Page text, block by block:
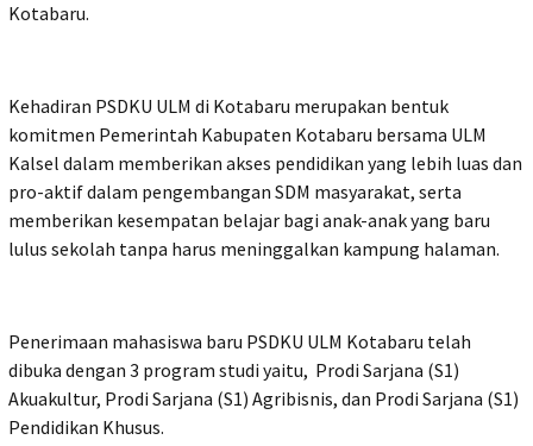
Kotabaru.
Kehadiran PSDKU ULM di Kotabaru merupakan bentuk
komitmen Pemerintah Kabupaten Kotabaru bersama ULM
Kalsel dalam memberikan akses pendidikan yang lebih luas dan
pro-aktif dalam pengembangan SDM masyarakat, serta
memberikan kesempatan belajar bagi anak-anak yang baru
lulus sekolah tanpa harus meninggalkan kampung halaman.
Penerimaan mahasiswa baru PSDKU ULM Kotabaru telah
dibuka dengan 3 program studi yaitu, Prodi Sarjana (S1)
Akuakultur, Prodi Sarjana (S1) Agribisnis, dan Prodi Sarjana (S1)
Pendidikan Khusus.